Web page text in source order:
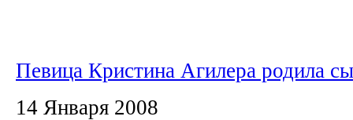
Певица Кристина Агилера родила
14 Января 2008